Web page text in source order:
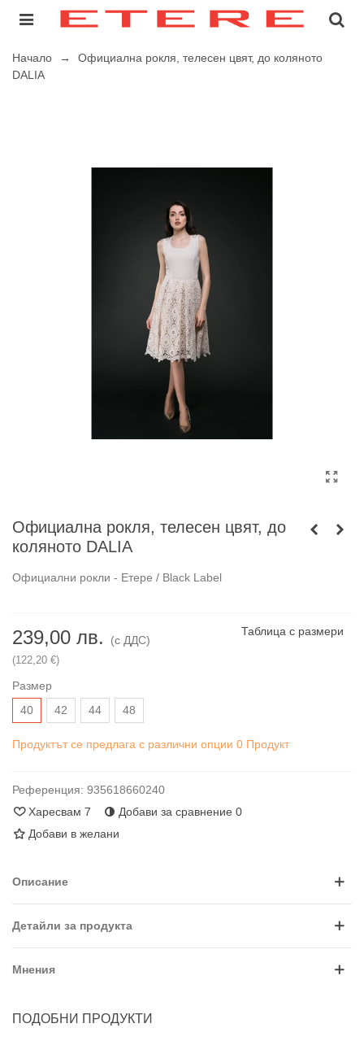
Начало →
Официална рокля, телесен цвят, до коляното
DALIA
Официална рокля, телесен цвят, до
коляното DALIA
Официални рокли - Етере / Black Label
239,00 лв. (с ДДС)
(122,20 €)
Таблица с размери
Размер
40
42 44 48
Продуктът се предлага с различни опции 0 Продукт
Референция: 935618660240
Харесвам 7 Добави за сравнение 0
Добави в желани
Описание
Детайли за продукта
Мнения
ПОДОБНИ ПРОДУКТИ